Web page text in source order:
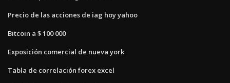
Precio de las acciones de iag hoy yahoo
Bitcoin a $ 100 000
Exposición comercial de nueva york
Tabla de correlación forex excel